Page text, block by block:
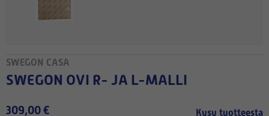
SWEGON CASA
SWEGON OVI R- JA L-MALLI
309,00 € Kysy tuotteesta